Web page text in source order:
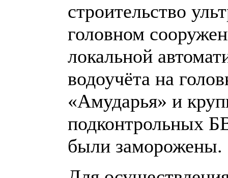
строительство
головном
локальной
водоучёта на
«Амударья» и
подконтрольных
были заморожены.